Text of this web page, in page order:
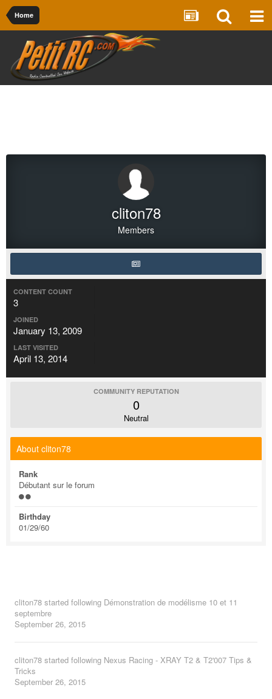
Home
cliton78
Members
CONTENT COUNT
3
JOINED
January 13, 2009
LAST VISITED
April 13, 2014
COMMUNITY REPUTATION
0
Neutral
About cliton78
Rank
Débutant sur le forum
Birthday
01/29/60
cliton78 started following Démonstration de modélisme 10 et 11
septembre
September 26, 2015
cliton78 started following Nexus Racing - XRAY T2 & T2'007 Tips &
Tricks
September 26, 2015